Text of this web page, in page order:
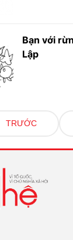
Bạn với
Lập
TRƯỚC